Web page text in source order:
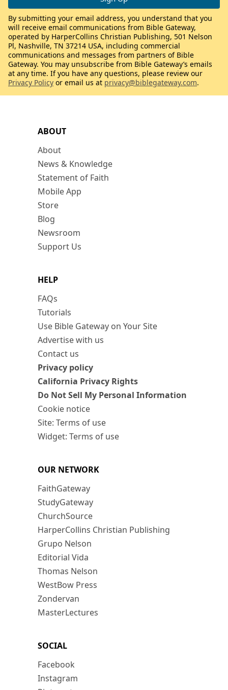
ABOUT
About
News & Knowledge
Statement of Faith
Mobile App
Store
Blog
Newsroom
Support Us
HELP
FAQs
Tutorials
Use Bible Gateway on Your Site
Advertise with us
Contact us
Privacy policy
California Privacy Rights
Do Not Sell My Personal Information
Cookie notice
Site: Terms of use
Widget: Terms of use
OUR NETWORK
FaithGateway
StudyGateway
ChurchSource
HarperCollins Christian Publishing
Grupo Nelson
Editorial Vida
Thomas Nelson
WestBow Press
Zondervan
MasterLectures
SOCIAL
Facebook
Instagram
By submitting your email address, you understand that you
will receive email communications from Bible Gateway,
operated by HarperCollins Christian Publishing, 501 Nelson
Pl, Nashville, TN 37214 USA, including commercial
communications and messages from partners of Bible
Gateway. You may unsubscribe from Bible Gateway’s emails
at any time. If you have any questions, please review our
Privacy Policy or email us at privacy@biblegateway.com.